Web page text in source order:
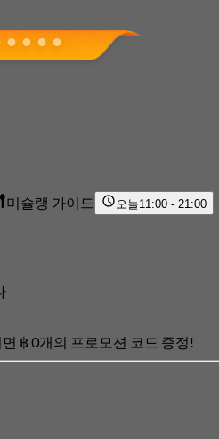
미슐랭 가이드 오늘11:00 - 21:00
฿ 0개의 프로모션 코드 증정!